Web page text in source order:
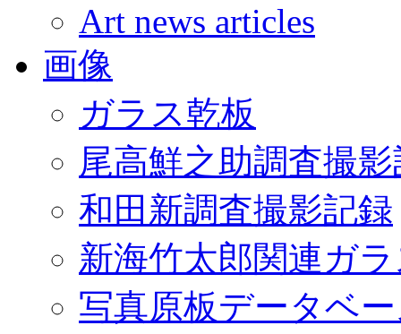
Art news articles
画像
ガラス乾板
尾高鮮之助調査撮
和田新調査撮影記録
新海竹太郎関連ガ
写真原板データベ